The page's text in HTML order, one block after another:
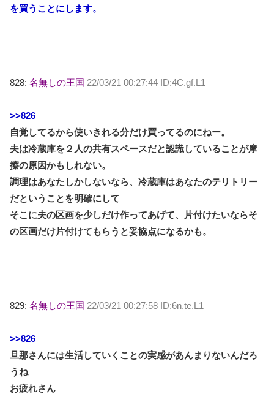
を買うことにします。
828: 名無しの王国 22/03/21 00:27:44 ID:4C.gf.L1
>>826
自覚してるから使いきれる分だけ買ってるのにねー。
夫は冷蔵庫を２人の共有スペースだと認識していることが摩
擦の原因かもしれない。
調理はあなたしかしないなら、冷蔵庫はあなたのテリトリー
だということを明確にして
そこに夫の区画を少しだけ作ってあげて、片付けたいならそ
の区画だけ片付けてもらうと妥協点になるかも。
829: 名無しの王国 22/03/21 00:27:58 ID:6n.te.L1
>>826
旦那さんには生活していくことの実感があんまりないんだろ
うね
お疲れさん